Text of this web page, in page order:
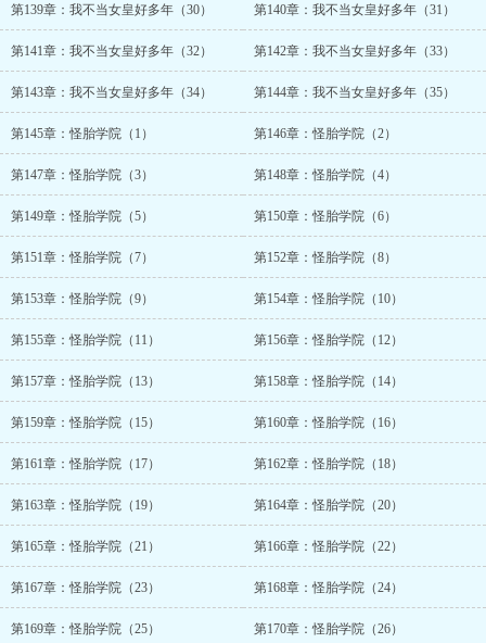
第139章：我不当女皇好多年（30） 第140章：我不当女皇好多年（31）
第141章：我不当女皇好多年（32） 第142章：我不当女皇好多年（33）
第143章：我不当女皇好多年（34） 第144章：我不当女皇好多年（35）
第145章：怪胎学院（1） 第146章：怪胎学院（2）
第147章：怪胎学院（3） 第148章：怪胎学院（4）
第149章：怪胎学院（5） 第150章：怪胎学院（6）
第151章：怪胎学院（7） 第152章：怪胎学院（8）
第153章：怪胎学院（9） 第154章：怪胎学院（10）
第155章：怪胎学院（11） 第156章：怪胎学院（12）
第157章：怪胎学院（13） 第158章：怪胎学院（14）
第159章：怪胎学院（15） 第160章：怪胎学院（16）
第161章：怪胎学院（17） 第162章：怪胎学院（18）
第163章：怪胎学院（19） 第164章：怪胎学院（20）
第165章：怪胎学院（21） 第166章：怪胎学院（22）
第167章：怪胎学院（23） 第168章：怪胎学院（24）
第169章：怪胎学院（25） 第170章：怪胎学院（26）